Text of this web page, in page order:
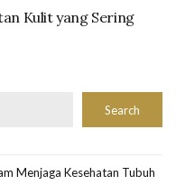
Kulit yang Sering
Search
Menjaga Kesehatan Tubuh